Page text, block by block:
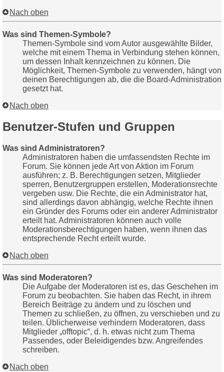
Nach oben
Was sind Themen-Symbole?
Themen-Symbole sind vom Autor ausgewählte Bilder,
welche mit einem Thema in Verbindung stehen können,
um dessen Inhalt kennzeichnen zu können. Die
Möglichkeit, Themen-Symbole zu verwenden, hängt von
deinen Berechtigungen ab, die die Board-Administration
gesetzt hat.
Nach oben
Benutzer-Stufen und Gruppen
Was sind Administratoren?
Administratoren haben die umfassendsten Rechte im
Forum. Sie können jede Art von Aktion im Forum
ausführen; z. B. Berechtigungen setzen, Mitglieder
sperren, Benutzergruppen erstellen, Moderationsrechte
vergeben usw. Die Rechte, die ein Administrator hat,
sind allerdings davon abhängig, welche Rechte ihnen
ein Gründer des Forums oder ein anderer Administrator
erteilt hat. Administratoren können auch volle
Moderationsberechtigungen haben, wenn ihnen das
entsprechende Recht erteilt wurde.
Nach oben
Was sind Moderatoren?
Die Aufgabe der Moderatoren ist es, das Geschehen im
Forum zu beobachten. Sie haben das Recht, in ihrem
Bereich Beiträge zu ändern und zu löschen und
Themen zu schließen, zu öffnen, zu verschieben und zu
teilen. Üblicherweise verhindern Moderatoren, dass
Mitglieder „offtopic“, d. h. etwas nicht zum Thema
Passendes, oder Beleidigendes bzw. Angreifendes
schreiben.
Nach oben